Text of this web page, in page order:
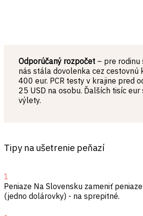
Odporúčaný rozpočet – pre rodinu
nás stála dovolenka cez cestovnú
400 eur. PCR testy v krajine pred
25 USD na osobu. Ďalších tisíc eur
výlety.
Tipy na ušetrenie peňazí
1
Peniaze Na Slovensku zameniť
(jedno dolárovky) - na sprepitné.